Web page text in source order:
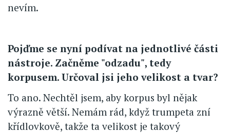
nevím.
Pojďme se nyní podívat na jednotlivé části
nástroje. Začněme "odzadu", tedy
korpusem. Určoval jsi jeho velikost a tvar?
To ano. Nechtěl jsem, aby korpus byl nějak
výrazně větší. Nemám rád, když trumpeta zní
křídlovkově, takže ta velikost je takový